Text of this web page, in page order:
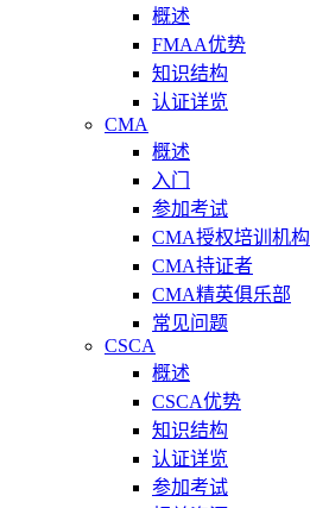
概述
FMAA优势
知识结构
认证详览
CMA
概述
入门
参加考试
CMA授权培训机构
CMA持证者
CMA精英俱乐部
常见问题
CSCA
概述
CSCA优势
知识结构
认证详览
参加考试